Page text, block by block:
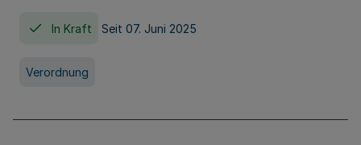
In Kraft Seit 07. Juni 2025
Verordnung